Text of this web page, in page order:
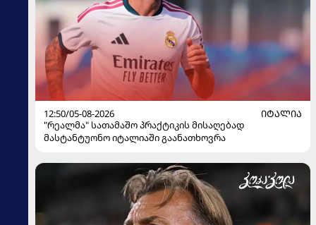
12:50/05-08-2026
ᲘᲢᲐᲚᲘᲐ
"რეალმა" სათამაშო პრაქტიკის მისაღებად
მასტანტუონო იტალიაში გაანათხოვრა